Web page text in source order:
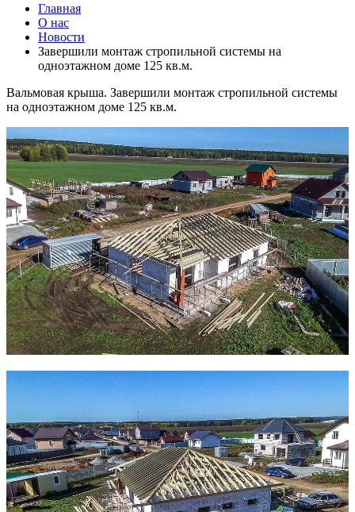
Главная
О нас
Новости
Завершили монтаж стропильной системы на
одноэтажном доме 125 кв.м.
Вальмовая крыша. Завершили монтаж стропильной системы
на одноэтажном доме 125 кв.м.